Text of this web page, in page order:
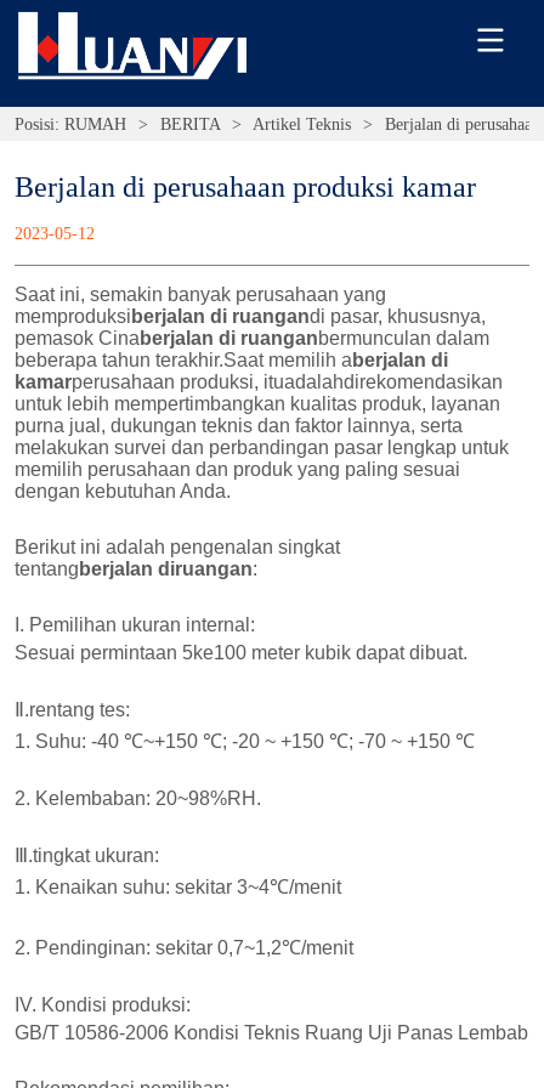
Posisi: RUMAH > BERITA > Artikel Teknis > Berjalan di
Berjalan di perusahaan produksi kamar
2023-05-12